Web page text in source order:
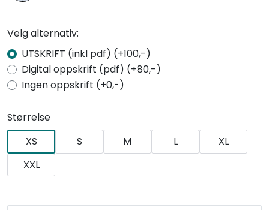
Velg alternativ:
UTSKRIFT (inkl pdf) (+100,-)
Digital oppskrift (pdf) (+80,-)
Ingen oppskrift (+0,-)
Størrelse
XS
S M L
XL
XXL